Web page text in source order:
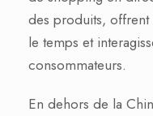
des produits, offrent
le temps et
consommateurs.
En dehors de la